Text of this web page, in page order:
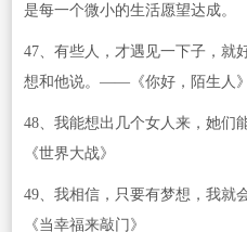
是每一个微小的生活愿望达成。
47、有些人，才遇见一下子，就
想和他说。——《你好，陌生人》
48、我能想出几个女人来，她
《世界大战》
49、我相信，只要有梦想，我
《当幸福来敲门》